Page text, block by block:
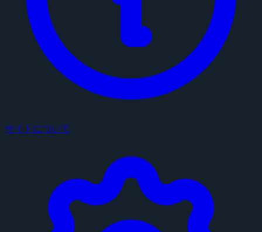
サイトについて